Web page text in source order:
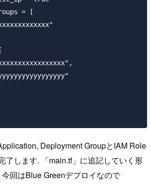
= [
Deployment GroupとIAM Role
了します. 「main.tf」に追記していく形
回はBlue Greenデプロイなので